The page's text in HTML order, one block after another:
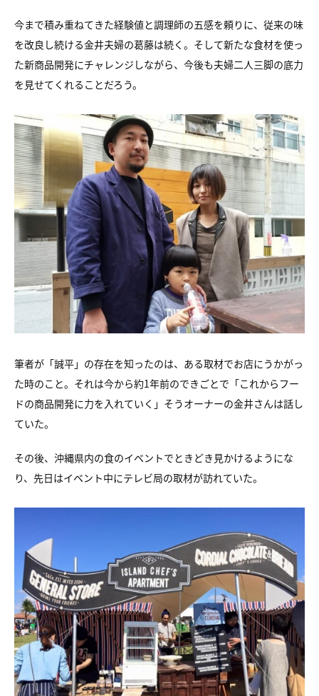
今まで積み重ねてきた経験値と調理師の五感を頼りに、従来の味
を改良し続ける金井夫婦の葛藤は続く。そして新たな食材を使っ
た新商品開発にチャレンジしながら、今後も夫婦二人三脚の底力
を見せてくれることだろう。
筆者が「誠平」の存在を知ったのは、ある取材でお店にうかがっ
た時のこと。それは今から約1年前のできごとで「これからフー
ドの商品開発に力を入れていく」そうオーナーの金井さんは話し
ていた。
その後、沖縄県内の食のイベントでときどき見かけるようにな
り、先日はイベント中にテレビ局の取材が訪れていた。